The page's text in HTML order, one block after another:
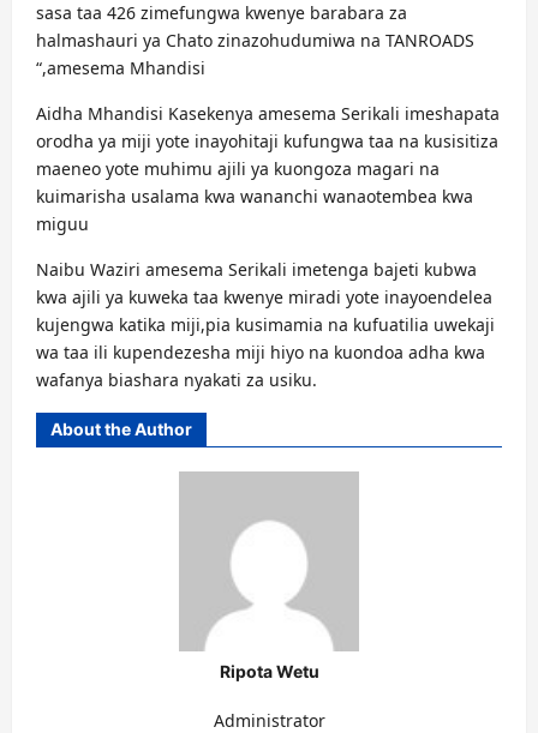
sasa taa 426 zimefungwa kwenye barabara za
halmashauri ya Chato zinazohudumiwa na TANROADS
“,amesema Mhandisi
Aidha Mhandisi Kasekenya amesema Serikali imeshapata
orodha ya miji yote inayohitaji kufungwa taa na kusisitiza
maeneo yote muhimu ajili ya kuongoza magari na
kuimarisha usalama kwa wananchi wanaotembea kwa
miguu
Naibu Waziri amesema Serikali imetenga bajeti kubwa
kwa ajili ya kuweka taa kwenye miradi yote inayoendelea
kujengwa katika miji,pia kusimamia na kufuatilia uwekaji
wa taa ili kupendezesha miji hiyo na kuondoa adha kwa
wafanya biashara nyakati za usiku.
About the Author
Ripota Wetu
Administrator